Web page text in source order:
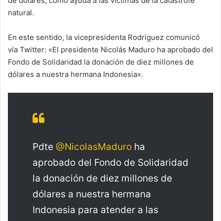
natural.
En este sentido, la vicepresidenta Rodríguez comunicó
vía Twitter: «El presidente Nicolás Maduro ha aprobado del
Fondo de Solidaridad la donación de diez millones de
dólares a nuestra hermana Indonesia».
Pdte @NicolasMaduro ha
aprobado del Fondo de Solidaridad
la donación de diez millones de
dólares a nuestra hermana
Indonesia para atender a las